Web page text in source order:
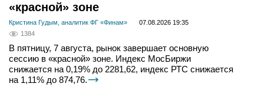
«красной» зоне
Кристина Гудым, аналитик ФГ «Финам»
07.08.2026 19:35
1384
В пятницу, 7 августа, рынок завершает основную
сессию в «красной» зоне. Индекс МосБиржи
снижается на 0,19% до 2281,62, индекс РТС снижается
на 1,11% до 874,76.